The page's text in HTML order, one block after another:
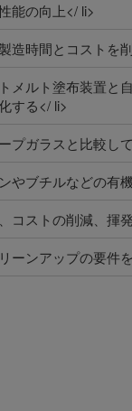
能の向上</ li>
造時間とコストを
メルト塗布装置と
する</ li>
プガラスと比較し
やブチルなどの有
コストの削減、揮
ーンアップの要件